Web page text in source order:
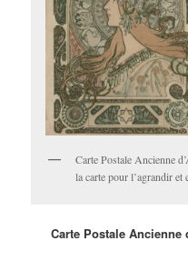
Carte Postale Ancienne
la carte pour l’agrandir et
Carte Postale Ancienne